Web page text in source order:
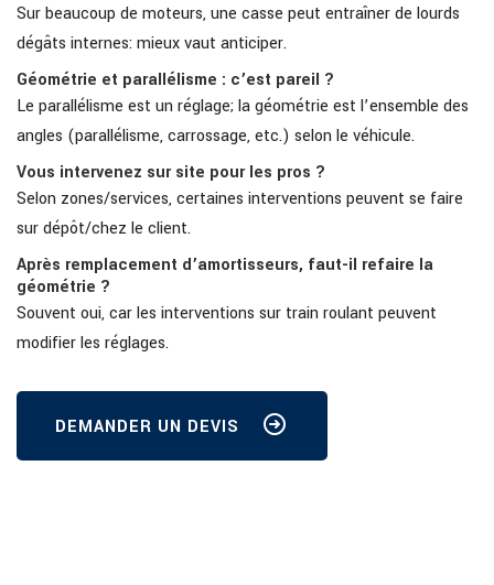
Sur beaucoup de moteurs, une casse peut entraîner de lourds
dégâts internes: mieux vaut anticiper.
Géométrie et parallélisme : c’est pareil ?
Le parallélisme est un réglage; la géométrie est l’ensemble des
angles (parallélisme, carrossage, etc.) selon le véhicule.
Vous intervenez sur site pour les pros ?
Selon zones/services, certaines interventions peuvent se faire
sur dépôt/chez le client.
Après remplacement d’amortisseurs, faut-il refaire la
géométrie ?
Souvent oui, car les interventions sur train roulant peuvent
modifier les réglages.
DEMANDER UN DEVIS